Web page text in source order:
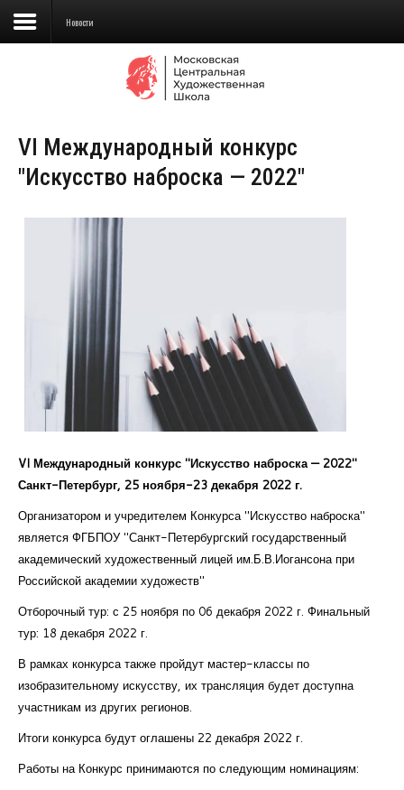
Сведения об образовательной
Школа
Училище
Детская Художественная школа
Подготовка
Образование
Доп. образование
Курсы повышения квалификации
Центр непрерывного образования
Творческий инкубатор
Новости
VI Международный конкурс
"Искусство наброска — 2022"
VI Международный конкурс "Искусство наброска — 2022"
Санкт-Петербург, 25 ноября-23 декабря 2022 г.
Организатором и учредителем Конкурса "Искусство наброска"
является ФГБПОУ "Санкт-Петербургский государственный
академический художественный лицей им.Б.В.Иогансона при
Российской академии художеств"
Отборочный тур: с 25 ноября по 06 декабря 2022 г. Финальный
тур: 18 декабря 2022 г.
В рамках конкурса также пройдут мастер-классы по
изобразительному искусству, их трансляция будет доступна
участникам из других регионов.
Итоги конкурса будут оглашены 22 декабря 2022 г.
Работы на Конкурс принимаются по следующим номинациям: